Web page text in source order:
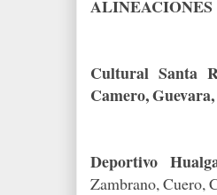
ALINEACIONES
Cultural Santa
Camero,
Deportivo
Zambrano, Cuero,